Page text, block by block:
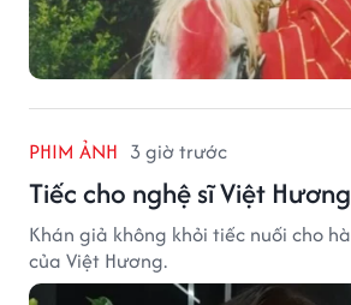
PHIM ẢNH 3 giờ trước
Tiếc cho nghệ sĩ Việt Hương
Khán giả không khỏi tiếc nuối cho
của Việt Hương.